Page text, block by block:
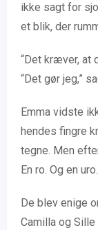
ikke sagt for
et blik, der
“Det kræver, at
“Det gør jeg,”
Emma vidste
hendes fingre
tegne. Men
En ro. Og en uro.
De blev enige
Camilla og